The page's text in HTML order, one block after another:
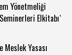
Yönetmeliği
Elkitabı`
Meslek Yasası